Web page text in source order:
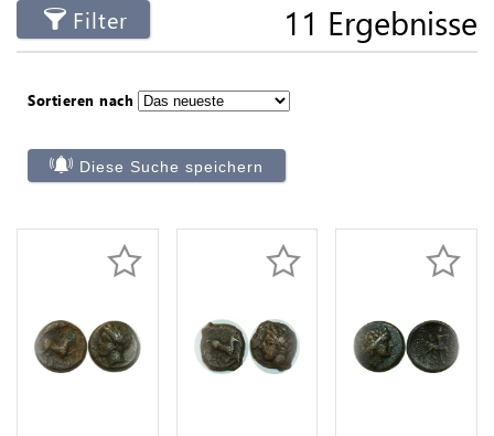
Filter 11 Ergebnisse
Sortieren nach
Diese Suche speichern